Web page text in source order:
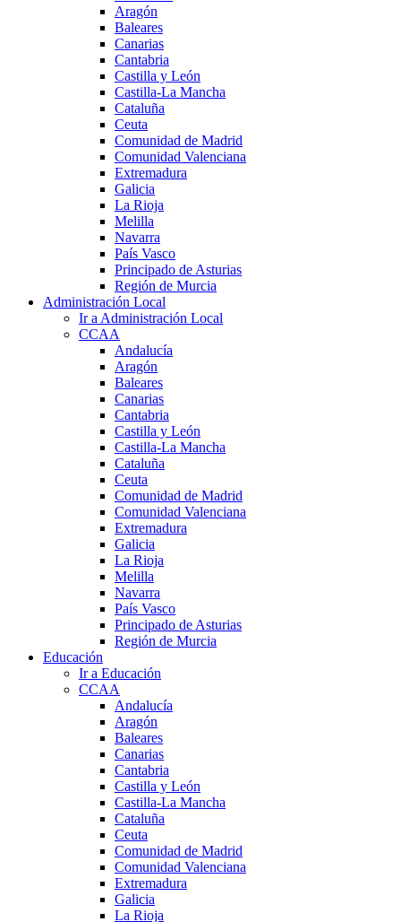
Aragón
Baleares
Canarias
Cantabria
Castilla y León
Castilla-La Mancha
Cataluña
Ceuta
Comunidad de Madrid
Comunidad Valenciana
Extremadura
Galicia
La Rioja
Melilla
Navarra
País Vasco
Principado de Asturias
Región de Murcia
Administración Local
Ir a Administración Local
CCAA
Andalucía
Aragón
Baleares
Canarias
Cantabria
Castilla y León
Castilla-La Mancha
Cataluña
Ceuta
Comunidad de Madrid
Comunidad Valenciana
Extremadura
Galicia
La Rioja
Melilla
Navarra
País Vasco
Principado de Asturias
Región de Murcia
Educación
Ir a Educación
CCAA
Andalucía
Aragón
Baleares
Canarias
Cantabria
Castilla y León
Castilla-La Mancha
Cataluña
Ceuta
Comunidad de Madrid
Comunidad Valenciana
Extremadura
Galicia
La Rioja